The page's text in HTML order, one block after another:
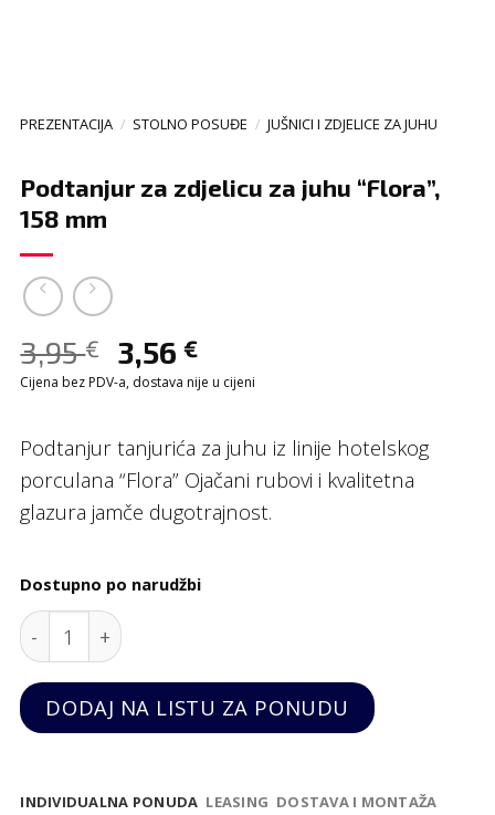
PREZENTACIJA / STOLNO POSUĐE / JUŠNICI I ZDJELICE ZA JUHU
Podtanjur za zdjelicu za juhu “Flora”,
158 mm
3,95€ 3,56 €
Cijena bez PDV-a, dostava nije u cijeni
Podtanjur tanjurića za juhu iz linije hotelskog
porculana “Flora” Ojačani rubovi i kvalitetna
glazura jamče dugotrajnost.
Dostupno po narudžbi
Podtanjur za zdjelicu za juhu "Flora", 158 mm
DODAJ NA LISTU ZA PONUDU
INDIVIDUALNA PONUDA LEASING DOSTAVA I MONTAŽA